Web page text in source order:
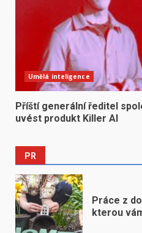
Umělá inteligence
Příští generální ředitel
uvést produkt Killer AI
PR
Práce z
kterou